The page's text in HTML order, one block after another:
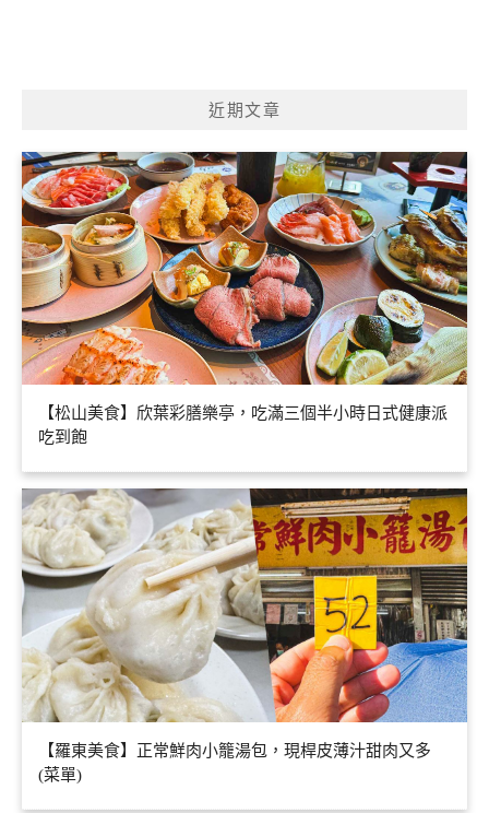
近期文章
【松山美食】欣葉彩膳樂亭，吃滿三個半小時日式健康派
吃到飽
【羅東美食】正常鮮肉小籠湯包，現桿皮薄汁甜肉又多
(菜單)